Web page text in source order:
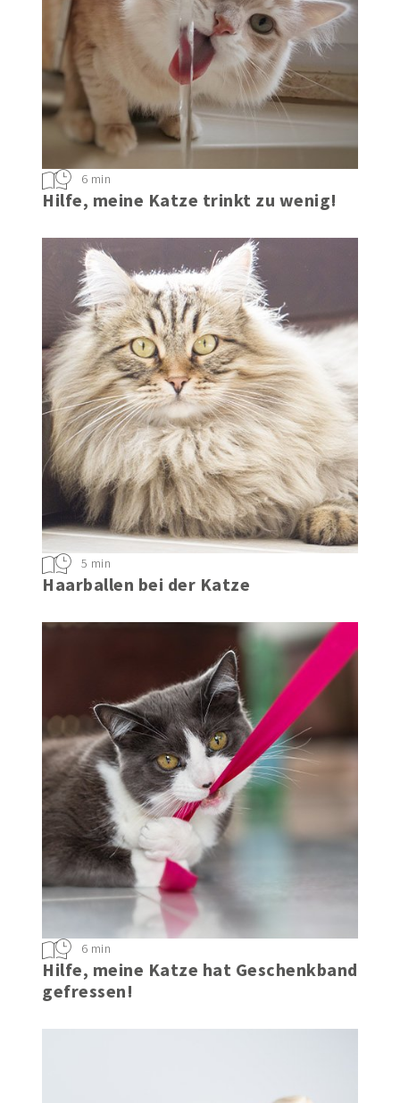
Hilfe, meine Katze trinkt zu wenig!
6 min
Haarballen bei der Katze
5 min
Hilfe, meine Katze hat Geschenkband
gefressen!
6 min